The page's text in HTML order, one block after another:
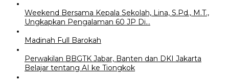
Weekend Bersama Kepala Sekolah, Lina, S.Pd., M.T.,
Ungkapkan Pengalaman 60 JP Di…
Madinah Full Barokah
Perwakilan BBGTK Jabar, Banten dan DKI Jakarta
Belajar tentang AI ke Tiongkok